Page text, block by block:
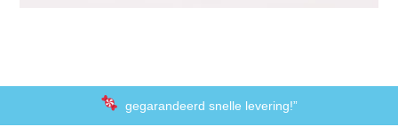
gegarandeerd snelle levering!”